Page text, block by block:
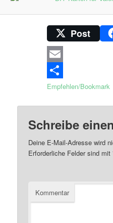
Post
Email
Empfehlen/Bookmark
Schreibe
Deine E-Mail-Adresse wird
Erforderliche Felder sind mit
Kommentar